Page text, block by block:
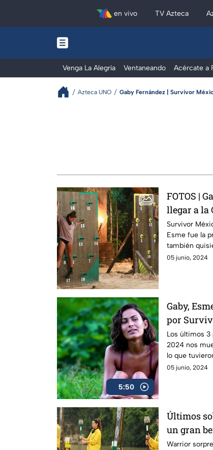
en vivo TV Azteca
Venga La Alegría Ventaneando Acércate a
Azteca UNO Gaby Fernández | Survivor
FOTOS |
llegar a la
Survivor
Esme fue la
también
lo logró?
05 junio, 2024
5:50
Gaby,
por
Los últimos
2024 nos
lo que
momento.
05 junio, 2024
Últimos
un gran
2024
Warrior